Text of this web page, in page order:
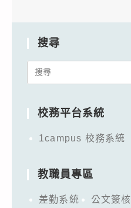
搜尋
Search
校務平台系統
1campus 校務系統
教職員專區
差勤系統 公文簽核